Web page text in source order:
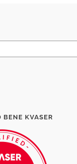
BENE KVASER